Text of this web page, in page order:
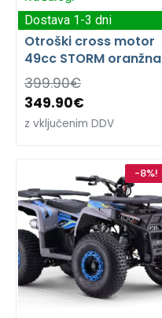
Otroški cross motor
49cc STORM oranžna
399.90€
349.90€
z vključenim DDV
Dostava 1-3 dni
-8%!